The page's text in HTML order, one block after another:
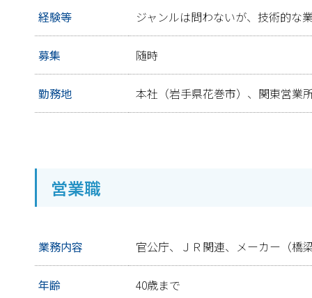
経験等 ジャンルは問わないが、技術的な
募集 随時
勤務地 本社（岩手県花巻市）、関東営業
営業職
業務内容 官公庁、ＪＲ関連、メーカー（橋
年齢 40歳まで